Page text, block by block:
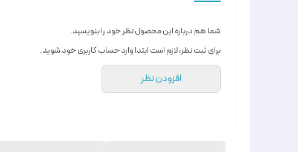
شما هم درباره این محصول نظر خود را بنویسید.
برای ثبت نظر، لازم است ابتدا وارد حساب کاربری خود شوید.
افزودن نظر